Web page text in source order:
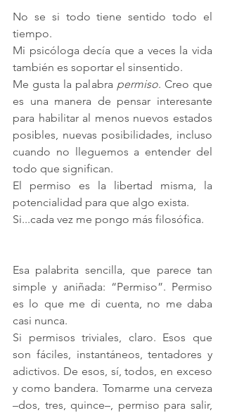
No se si todo tiene sentido todo el
tiempo.
Mi psicóloga decía que a veces la vida
también es soportar el sinsentido.
Me gusta la palabra permiso. Creo que
es una manera de pensar interesante
para habilitar al menos nuevos estados
posibles, nuevas posibilidades, incluso
cuando no lleguemos a entender del
todo que significan.
El permiso es la libertad misma, la
potencialidad para que algo exista.
Si...cada vez me pongo más filosófica.
Esa palabrita sencilla, que parece tan
simple y aniñada: “Permiso”. Permiso
es lo que me di cuenta, no me daba
casi nunca.
Si permisos triviales, claro. Esos que
son fáciles, instantáneos, tentadores y
adictivos. De esos, sí, todos, en exceso
y como bandera. Tomarme una cerveza
–dos, tres, quince–, permiso para salir,